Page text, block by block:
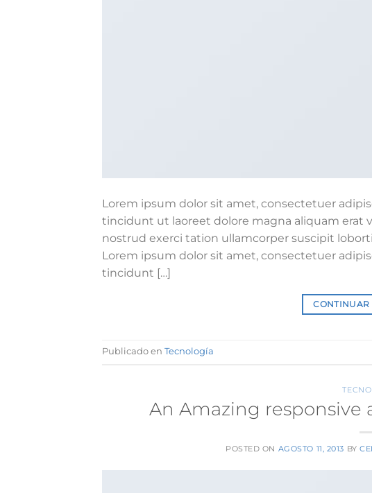
Lorem ipsum dolor sit amet, consectetuer
tincidunt ut laoreet dolore magna aliquam erat
nostrud exerci tation ullamcorper suscipit
Lorem ipsum dolor sit amet, consectetuer
tincidunt […]
CONTINUAR
Publicado en Tecnología
An Amazing responsive
POSTED ON AGOSTO 11, 2013 BY